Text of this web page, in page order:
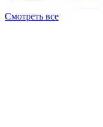
Смотреть все